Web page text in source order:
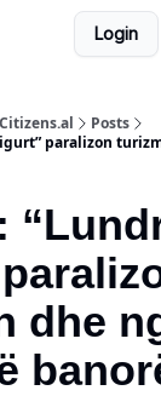
Login
Posts
paralizon
dhe